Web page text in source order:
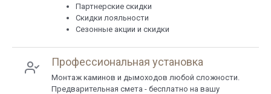
Партнерские скидки
Скидки лояльности
Сезонные акции и скидки
Профессиональная установка
Монтаж каминов и дымоходов любой сложности.
Предварительная смета - бесплатно на вашу